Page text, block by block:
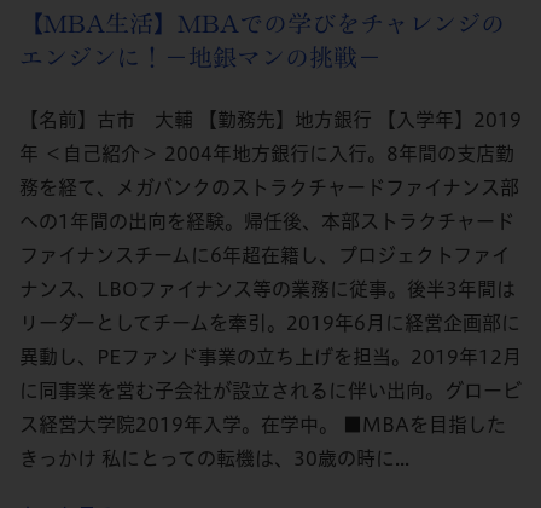
【MBA生活】MBAでの学びをチャレンジの
エンジンに！－地銀マンの挑戦－
【名前】古市 大輔 【勤務先】地方銀行 【入学年】2019
年 ＜自己紹介＞ 2004年地方銀行に入行。8年間の支店勤
務を経て、メガバンクのストラクチャードファイナンス部
への1年間の出向を経験。帰任後、本部ストラクチャード
ファイナンスチームに6年超在籍し、プロジェクトファイ
ナンス、LBOファイナンス等の業務に従事。後半3年間は
リーダーとしてチームを牽引。2019年6月に経営企画部に
異動し、PEファンド事業の立ち上げを担当。2019年12月
に同事業を営む子会社が設立されるに伴い出向。グロービ
ス経営大学院2019年入学。在学中。 ■MBAを目指した
きっかけ 私にとっての転機は、30歳の時に...